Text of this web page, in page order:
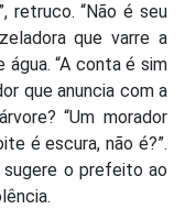
retruco. “Não é seu
que varre a
água. “A conta é sim
que anuncia com a
“Um morador
é escura, não é?”.
sugere o prefeito ao